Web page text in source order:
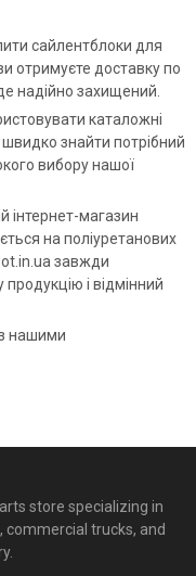
сайлентблоки для
отримуєте доставку по
надійно захищений.
каталожні
знайти потрібний
вибору нашої
інтернет-магазин
на поліуретанових
завжди
і відмінний
нашими
store specializing in
trucks, and